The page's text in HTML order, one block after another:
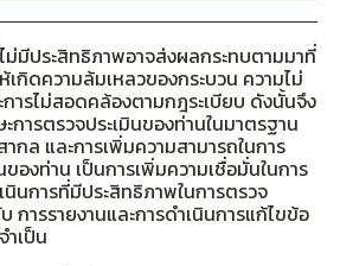
ม่มีประสิทธิภาพอาจส่งผลกระทบตามมาที่
เกิดความล้มเหลวของกระบวน ความไม่
ารไม่สอดคล้องตามกฎระเบียบ ดังนั้นจึง
การตรวจประเมินของท่านในมาตรฐาน
ากล และการเพิ่มความสามารถในการ
ของท่าน เป็นการเพิ่มความเชื่อมั่นในการ
นินการที่มีประสิทธิภาพในการตรวจ
การรายงานและการดำเนินการแก้ไขข้อ
เป็น